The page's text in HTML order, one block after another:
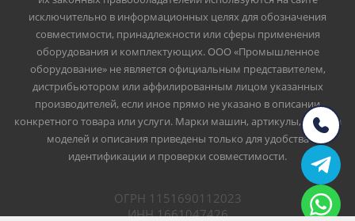
исключительно в информационных целях для обозначения
совместимости, принадлежности или сферы применения
оборудования и комплектующих. ООО «Промышленное
оборудование» не является официальным представителем,
дистрибьютором или аффилированным лицом указанных
производителей, если иное прямо не указано в описании
конкретного товара или услуги. Марки машин, артикулы, номера
моделей и описания приведены только для удобства
идентификации и проверки совместимости.
ОГРН 1151690112023
ИНН 1661047426